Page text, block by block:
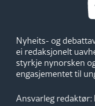
Nyheits- og
ei redaksjonelt
styrkje nynorsken
engasjementet til
Ansvarleg redaktør: